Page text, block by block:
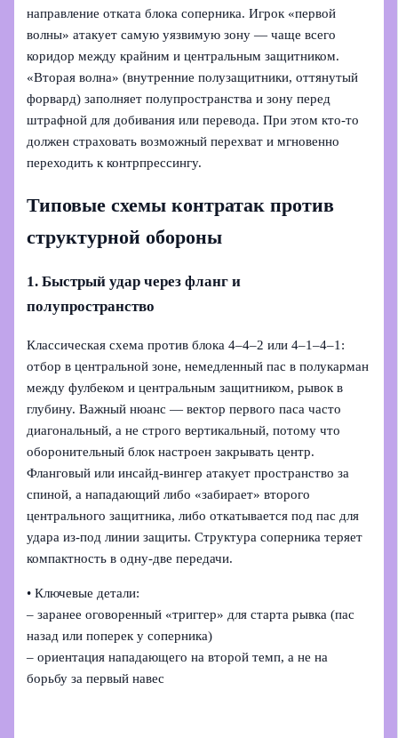
направление отката блока соперника. Игрок «первой
волны» атакует самую уязвимую зону — чаще всего
коридор между крайним и центральным защитником.
«Вторая волна» (внутренние полузащитники, оттянутый
форвард) заполняет полупространства и зону перед
штрафной для добивания или перевода. При этом кто-то
должен страховать возможный перехват и мгновенно
переходить к контрпрессингу.
Типовые схемы контратак против
структурной обороны
1. Быстрый удар через фланг и
полупространство
Классическая схема против блока 4–4–2 или 4–1–4–1:
отбор в центральной зоне, немедленный пас в полукарман
между фулбеком и центральным защитником, рывок в
глубину. Важный нюанс — вектор первого паса часто
диагональный, а не строго вертикальный, потому что
оборонительный блок настроен закрывать центр.
Фланговый или инсайд-вингер атакует пространство за
спиной, а нападающий либо «забирает» второго
центрального защитника, либо откатывается под пас для
удара из-под линии защиты. Структура соперника теряет
компактность в одну-две передачи.
• Ключевые детали:
– заранее оговоренный «триггер» для старта рывка (пас
назад или поперек у соперника)
– ориентация нападающего на второй темп, а не на
борьбу за первый навес